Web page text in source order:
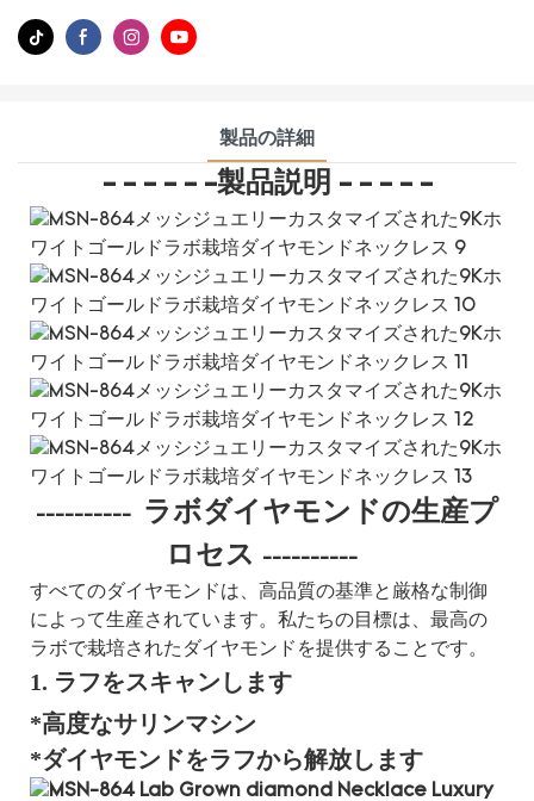
製品の詳細
- - - - - -製品説明 - - - - -
----------
ラボダイヤモンドの生産プ
ロセス
----------
すべてのダイヤモンドは、高品質の基準と厳格な制御
によって生産されています。私たちの目標は、最高の
ラボで栽培されたダイヤモンドを提供することです。
1. ラフをスキャンします
*高度なサリンマシン
*ダイヤモンドをラフから解放します